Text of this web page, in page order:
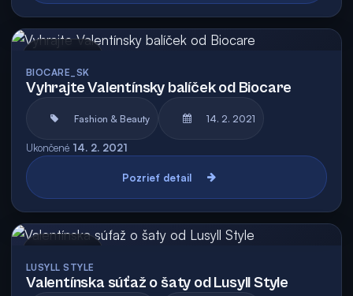
BIOCARE_SK
Vyhrajte Valentínsky balíček od Biocare
Fashion & Beauty 14. 2. 2021
Ukončené 14. 2. 2021
Pozrieť detail
LUSYLL STYLE
Valentínska súťaž o šaty od Lusyll Style